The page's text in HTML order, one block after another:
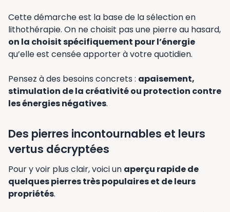
Cette démarche est la base de la sélection en
lithothérapie. On ne choisit pas une pierre au hasard,
on la choisit spécifiquement pour l’énergie
qu’elle est censée apporter à votre quotidien.
Pensez à des besoins concrets : apaisement,
stimulation de la créativité ou protection contre
les énergies négatives.
Des pierres incontournables et leurs
vertus décryptées
Pour y voir plus clair, voici un aperçu rapide de
quelques pierres très populaires et de leurs
propriétés.